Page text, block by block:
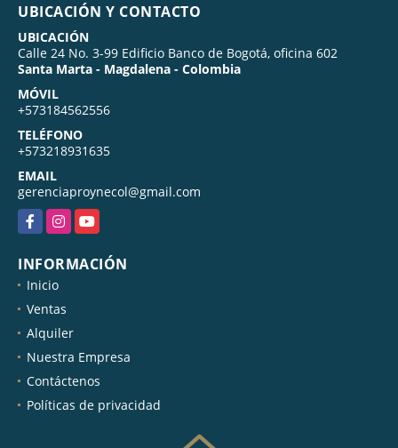
UBICACIÓN Y CONTACTO
UBICACIÓN
Calle 24 No. 3-99 Edificio Banco de Bogotá, oficina 602
Santa Marta - Magdalena - Colombia
MÓVIL
+573184562556
TELÉFONO
+573218931635
EMAIL
gerenciaproynecol@gmail.com
FacebookInstagramYouTube
INFORMACIÓN
Inicio
Ventas
Alquiler
Nuestra Empresa
Contáctenos
Políticas de privacidad